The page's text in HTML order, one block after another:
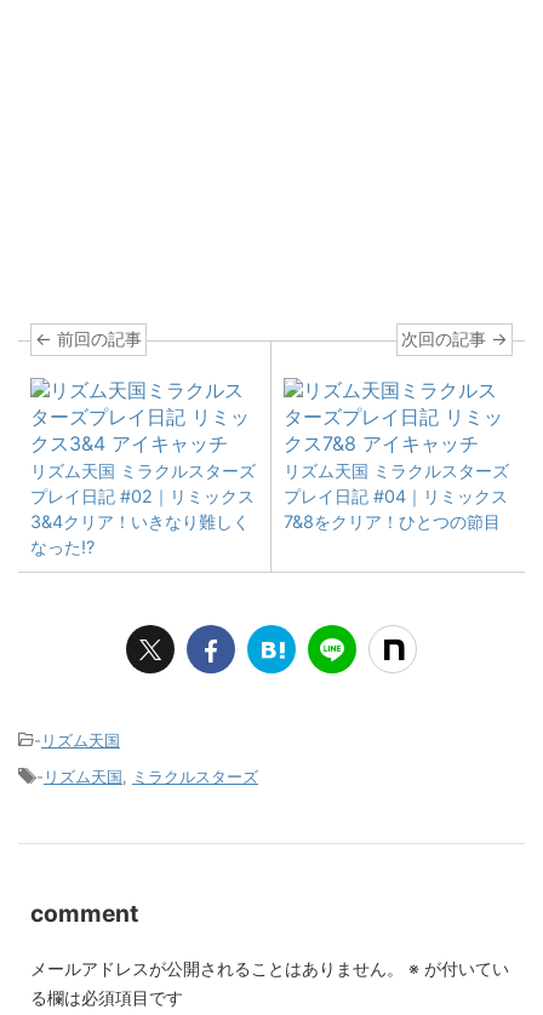
← 前回の記事
リズム天国 ミラクルスターズ
プレイ日記 #02｜リミックス
3&4クリア！いきなり難しく
なった!?
次回の記事 →
リズム天国 ミラクルスターズ
プレイ日記 #04｜リミックス
7&8をクリア！ひとつの節目
- リズム天国
- リズム天国 ミラクルスターズ
comment
メールアドレスが公開されることはありません。 ※ が付いてい
る欄は必須項目です